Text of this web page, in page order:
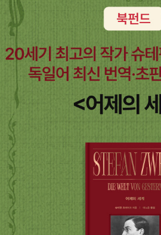
기는 ‘수옥’이 처음 ‘조만섭’의 손에 이
어오는 것으로 시작된다. 통영 토박이인
자)의 부탁으로 홀로 피란 온 수옥을 데
‘서영래’와 마주친다. 그는 부산과 통영
축적했지만 후사를 보지 못한 터라, 어리
인다. 하지만 이후 수옥은 조만섭의 후처
모종의 거래로 인해 단순한 심부름인 줄
겁탈당하고 그의 감시 속에 갇혀 지내게 된
거래된 수옥은 작품 속에서 전쟁으로 인
폐해진 인물”이기도 하다. 수옥이라는 인물
수단으로 전락하고, 불법적인 루트로 흘
는 현실을 꼬집는다. 한국전쟁을 치르는 1950~53년의 통영은 잠시
인민군 점령기를 거치긴 했지만, 피비린
어난 비교적 안전한 피란처로, 많은 사람